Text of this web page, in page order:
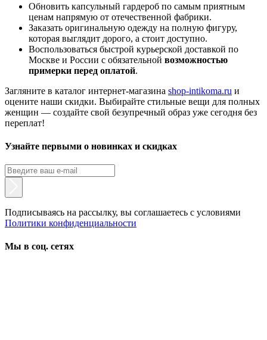
Обновить капсульный гардероб по самым приятным
ценам напрямую от отечественной фабрики.
Заказать оригинальную одежду на полную фигуру,
которая выглядит дорого, а стоит доступно.
Воспользоваться быстрой курьерской доставкой по
Москве и России с обязательной возможностью
примерки перед оплатой.
Загляните в каталог интернет-магазина shop-intikoma.ru и
оцените наши скидки. Выбирайте стильные вещи для полных
женщин — создайте свой безупречный образ уже сегодня без
переплат!
Узнайте первыми о новинках и скидках
Подписываясь на рассылку, вы соглашаетесь с условиями
Политики конфиденциальности
Мы в соц. сетях